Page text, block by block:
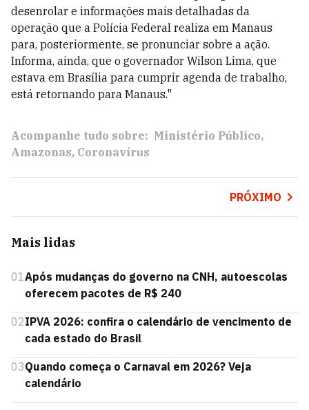
desenrolar e informações mais detalhadas da
operação que a Polícia Federal realiza em Manaus
para, posteriormente, se pronunciar sobre a ação.
Informa, ainda, que o governador Wilson Lima, que
estava em Brasília para cumprir agenda de trabalho,
está retornando para Manaus."
Acompanhe tudo sobre: Ministério Público
Amazonas Coronavírus
PRÓXIMO
Mais lidas
01Após mudanças do governo na CNH, autoescolas
oferecem pacotes de R$ 240
02IPVA 2026: confira o calendário de vencimento de
cada estado do Brasil
03Quando começa o Carnaval em 2026? Veja
calendário